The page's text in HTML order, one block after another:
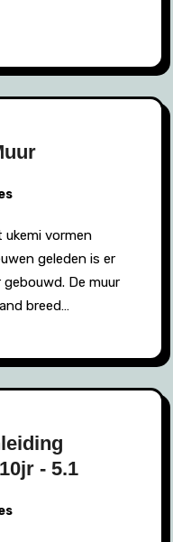
geleden is er
gebouwd. De muur
breed…
- 5.1